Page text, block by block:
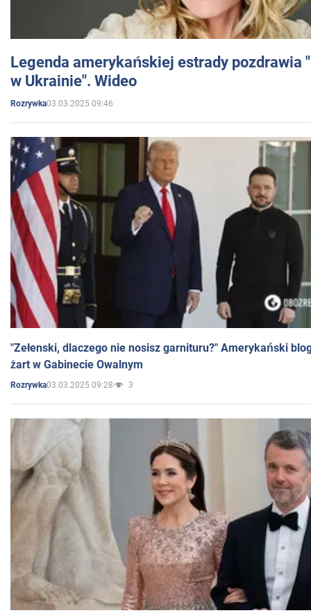
Legenda amerykańskiej estrady pozdrawia
w Ukrainie". Wideo
Rozrywka03.03.2025 09:46
"Zełenski, dlaczego nie nosisz garnituru?" Amerykański
żart w Gabinecie Owalnym
Rozrywka03.03.2025 09:28 3